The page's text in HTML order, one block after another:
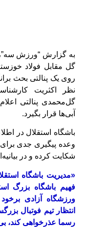
به گزارش “ورزش
گل مقابل فولاد
روی یک پنالتی بحث
نظر اکثریت
گل‌محمدی پنالتی
آبی‌ها قرار بگیرد.
باشگاه استقلال در
وعده پیگیری جدی برای
شکایت کرده و در
«مدیریت باشگاه
فهیم باشگاه بزرگ
ورزشگاه آزادی
انتظار تیم فوتبال
رسما عذرخواهی کند،